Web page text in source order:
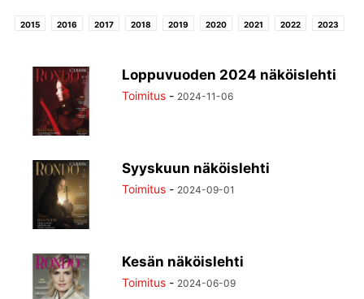
2015 2016 2017 2018 2019 2020 2021 2022 2023
Loppuvuoden 2024 näköislehti
Toimitus - 2024-11-06
Syyskuun näköislehti
Toimitus - 2024-09-01
Kesän näköislehti
Toimitus - 2024-06-09